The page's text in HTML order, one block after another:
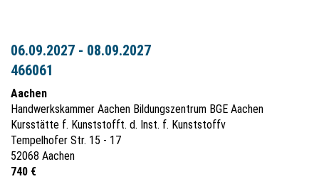
06.09.2027 - 08.09.2027
466061
Aachen
Handwerkskammer Aachen Bildungszentrum BGE Aachen
Kursstätte f. Kunststofft. d. Inst. f. Kunststoffv
Tempelhofer Str. 15 - 17
52068 Aachen
740 €